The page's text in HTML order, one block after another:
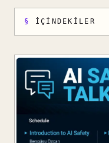
İÇINDEKILER